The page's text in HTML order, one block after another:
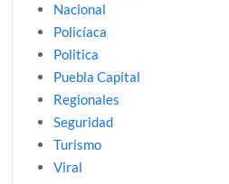
Nacional
Policíaca
Politica
Puebla Capital
Regionales
Seguridad
Turismo
Viral